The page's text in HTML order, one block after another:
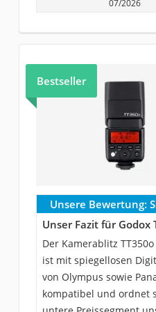
07/2026
Bestseller
Unsere Bewertung:
Unser Fazit für Godox
Der Kamerablitz
ist mit spiegellosen
von Olympus sowie
kompatibel und ordnet